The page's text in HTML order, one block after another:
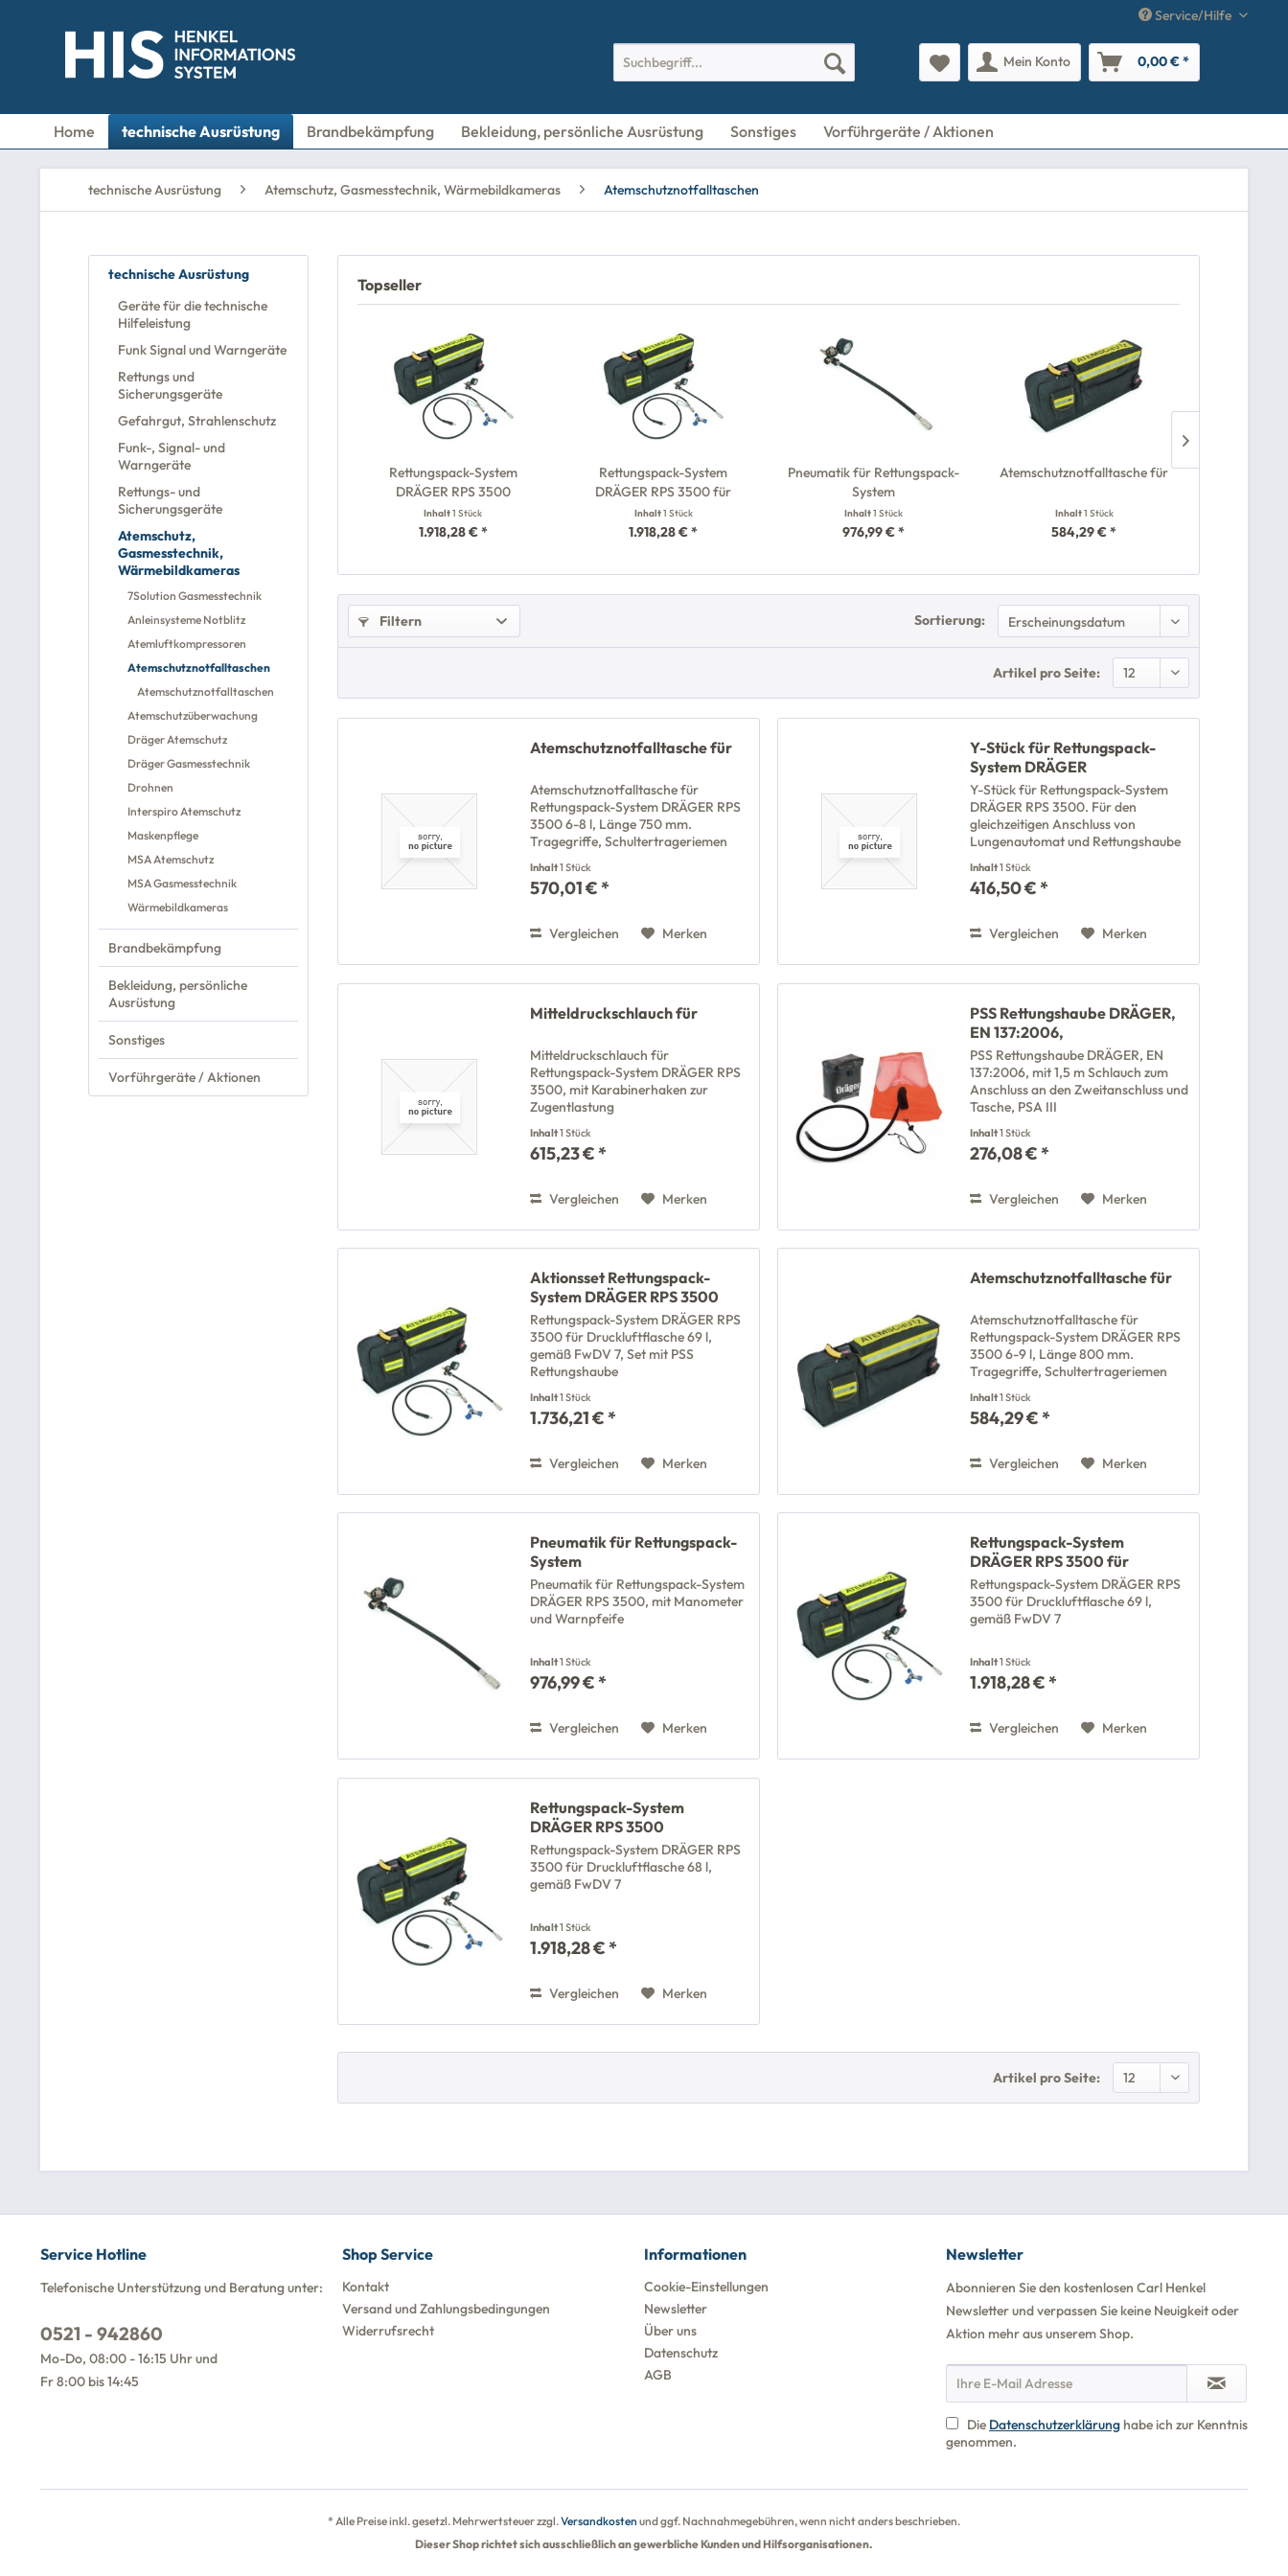
Service/Hilfe
Mein Konto 0,00 € *
Home technische Ausrüstung Brandbekämpfung Bekleidung, persönliche Ausrüstung Sonstiges Vorführgeräte / Aktionen
technische Ausrüstung Atemschutz, Gasmesstechnik, Wärmebildkameras Atemschutznotfalltaschen
technische Ausrüstung
Geräte für die technische
Hilfeleistung
Funk Signal und Warngeräte
Rettungs und
Sicherungsgeräte
Gefahrgut, Strahlenschutz
Funk-, Signal- und
Warngeräte
Rettungs- und
Sicherungsgeräte
Atemschutz,
Gasmesstechnik,
Wärmebildkameras
7Solution Gasmesstechnik
Anleinsysteme Notblitz
Atemluftkompressoren
Atemschutznotfalltaschen
Atemschutznotfalltaschen
Atemschutzüberwachung
Dräger Atemschutz
Dräger Gasmesstechnik
Drohnen
Interspiro Atemschutz
Maskenpflege
MSA Atemschutz
MSA Gasmesstechnik
Wärmebildkameras
Brandbekämpfung
Bekleidung, persönliche
Ausrüstung
Sonstiges
Vorführgeräte / Aktionen
Topseller
Rettungspack-System
DRÄGER RPS 3500
Inhalt1 Stück
1.918,28 € *
Rettungspack-System
DRÄGER RPS 3500 für
Inhalt1 Stück
1.918,28 € *
Pneumatik für Rettungspack-
System
Inhalt1 Stück
976,99 € *
Atemschutznotfalltasche für
Inhalt1 Stück
584,29 € *
Filtern Sortierung:
Artikel pro Seite:
Atemschutznotfalltasche für
Atemschutznotfalltasche für
Rettungspack-System DRÄGER RPS
3500 6-8 l, Länge 750 mm.
Tragegriffe, Schultertrageriemen
Inhalt1 Stück
570,01 € *
Vergleichen Merken
Y-Stück für Rettungspack-
System DRÄGER
Y-Stück für Rettungspack-System
DRÄGER RPS 3500. Für den
gleichzeitigen Anschluss von
Lungenautomat und Rettungshaube
Inhalt1 Stück
416,50 € *
Vergleichen Merken
Mitteldruckschlauch für
Mitteldruckschlauch für
Rettungspack-System DRÄGER RPS
3500, mit Karabinerhaken zur
Zugentlastung
Inhalt1 Stück
615,23 € *
Vergleichen Merken
PSS Rettungshaube DRÄGER,
EN 137:2006,
PSS Rettungshaube DRÄGER, EN
137:2006, mit 1,5 m Schlauch zum
Anschluss an den Zweitanschluss und
Tasche, PSA III
Inhalt1 Stück
276,08 € *
Vergleichen Merken
Aktionsset Rettungspack-
System DRÄGER RPS 3500
Rettungspack-System DRÄGER RPS
3500 für Druckluftflasche 69 l,
gemäß FwDV 7, Set mit PSS
Rettungshaube
Inhalt1 Stück
1.736,21 € *
Vergleichen Merken
Atemschutznotfalltasche für
Atemschutznotfalltasche für
Rettungspack-System DRÄGER RPS
3500 6-9 l, Länge 800 mm.
Tragegriffe, Schultertrageriemen
Inhalt1 Stück
584,29 € *
Vergleichen Merken
Pneumatik für Rettungspack-
System
Pneumatik für Rettungspack-System
DRÄGER RPS 3500, mit Manometer
und Warnpfeife
Inhalt1 Stück
976,99 € *
Vergleichen Merken
Rettungspack-System
DRÄGER RPS 3500 für
Rettungspack-System DRÄGER RPS
3500 für Druckluftflasche 69 l,
gemäß FwDV 7
Inhalt1 Stück
1.918,28 € *
Vergleichen Merken
Rettungspack-System
DRÄGER RPS 3500
Rettungspack-System DRÄGER RPS
3500 für Druckluftflasche 68 l,
gemäß FwDV 7
Inhalt1 Stück
1.918,28 € *
Vergleichen Merken
Artikel pro Seite:
Service Hotline
Telefonische Unterstützung und Beratung unter:
0521 - 942860
Mo-Do, 08:00 - 16:15 Uhr und
Fr 8:00 bis 14:45
Shop Service
Kontakt
Versand und Zahlungsbedingungen
Widerrufsrecht
Informationen
Cookie-Einstellungen
Newsletter
Über uns
Datenschutz
AGB
Newsletter
Abonnieren Sie den kostenlosen Carl Henkel
Newsletter und verpassen Sie keine Neuigkeit oder
Aktion mehr aus unserem Shop.
Die Datenschutzerklärung habe ich zur Kenntnis
genommen.
* Alle Preise inkl. gesetzl. Mehrwertsteuer zzgl.Versandkosten und ggf. Nachnahmegebühren, wenn nicht anders beschrieben.
Dieser Shop richtet sich ausschließlich an gewerbliche Kunden und Hilfsorganisationen.